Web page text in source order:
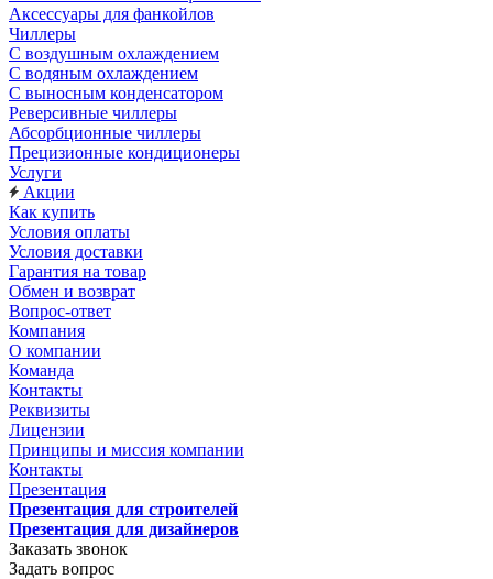
Аксессуары для фанкойлов
Чиллеры
С воздушным охлаждением
С водяным охлаждением
С выносным конденсатором
Реверсивные чиллеры
Абсорбционные чиллеры
Прецизионные кондиционеры
Услуги
Акции
Как купить
Условия оплаты
Условия доставки
Гарантия на товар
Обмен и возврат
Вопрос-ответ
Компания
О компании
Команда
Контакты
Реквизиты
Лицензии
Принципы и миссия компании
Контакты
Презентация
Презентация для строителей
Презентация для дизайнеров
Заказать звонок
Задать вопрос